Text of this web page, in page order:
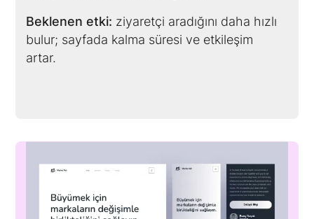
Beklenen etki: ziyaretçi aradığını daha hızlı
bulur; sayfada kalma süresi ve etkileşim
artar.